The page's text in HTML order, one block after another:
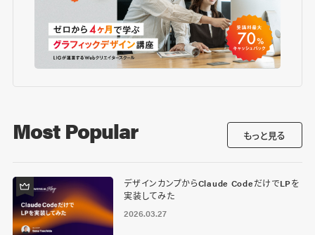
Most Popular もっと見る
デザインカンプからClaude CodeだけでLPを
実装してみた
2026.03.27